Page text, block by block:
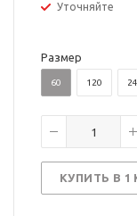
Уточняйте
Размер
60 120
КУПИТЬ В 1